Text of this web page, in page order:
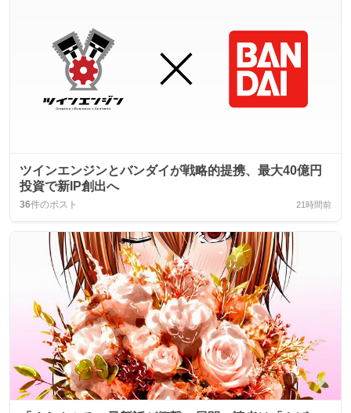
ツインエンジンとバンダイが戦略的提携、最大40億円
投資で新IP創出へ
36件のポスト 21時間前